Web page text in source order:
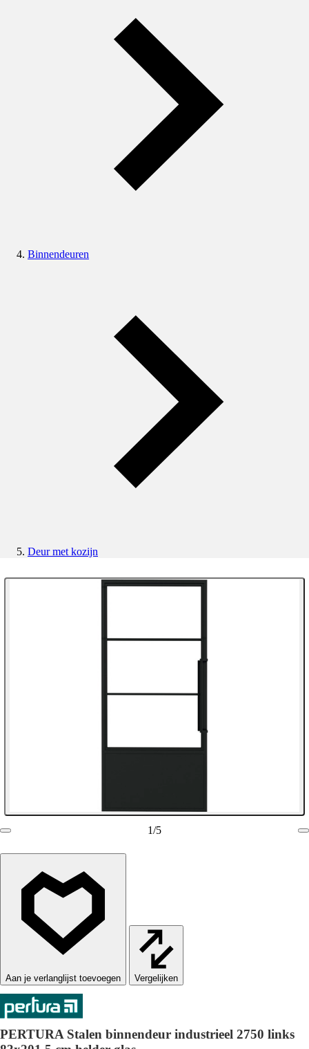
Binnendeuren
Deur met kozijn
1/5
Vergelijken
PERTURA Stalen binnendeur industrieel 2750 links